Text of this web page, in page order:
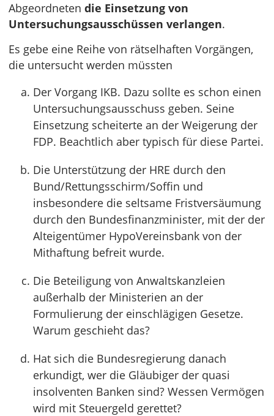
Abgeordneten die Einsetzung von
Untersuchungsausschüssen verlangen.
Es gebe eine Reihe von rätselhaften Vorgängen,
die untersucht werden müssten
Der Vorgang IKB. Dazu sollte es schon einen
Untersuchungsausschuss geben. Seine
Einsetzung scheiterte an der Weigerung der
FDP. Beachtlich aber typisch für diese Partei.
Die Unterstützung der HRE durch den
Bund/Rettungsschirm/Soffin und
insbesondere die seltsame Fristversäumung
durch den Bundesfinanzminister, mit der der
Alteigentümer HypoVereinsbank von der
Mithaftung befreit wurde.
Die Beteiligung von Anwaltskanzleien
außerhalb der Ministerien an der
Formulierung der einschlägigen Gesetze.
Warum geschieht das?
Hat sich die Bundesregierung danach
erkundigt, wer die Gläubiger der quasi
insolventen Banken sind? Wessen Vermögen
wird mit Steuergeld gerettet?